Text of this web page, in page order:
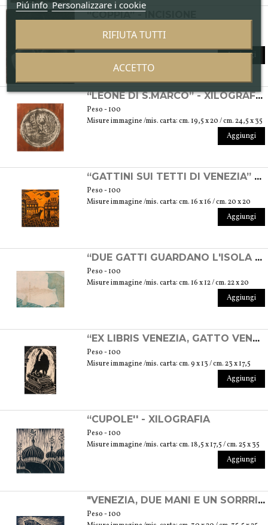
“COPPIA” - INCISIONE
Misure immagine /mis. carta: cm. 7 x 7,5 / cm. 17,5 x 25
Aggiungi
“LEONE DI S.MARCO” - XILOGRAFIA
Peso - 100
Misure immagine /mis. carta: cm. 19,5 x 20 / cm. 24,5 x 35
Aggiungi
“GATTINI SUI TETTI DI VENEZIA” - XILOGRAFIA
Peso - 100
Misure immagine /mis. carta: cm. 16 x 16 / cm. 20 x 20
Aggiungi
“DUE GATTI GUARDANO L'ISOLA DI S. GIORGIO” - INCISIONE
Peso - 100
Misure immagine /mis. carta: cm. 16 x 12 / cm. 22 x 20
Aggiungi
“EX LIBRIS VENEZIA, GATTO VENEZIANO” - LINOLEOGRAFIA
Peso - 100
Misure immagine /mis. carta: cm. 9 x 13 / cm. 23 x 17,5
Aggiungi
“CUPOLE'' - XILOGRAFIA
Peso - 100
Misure immagine /mis. carta: cm. 18,5 x 17,5 / cm. 25 x 35
Aggiungi
"VENEZIA, DUE MANI E UN SORRRISO'' - XILOGRAFIA
Peso - 100
Piú info Personalizzare i cookie
RIFIUTA TUTTI
ACCETTO